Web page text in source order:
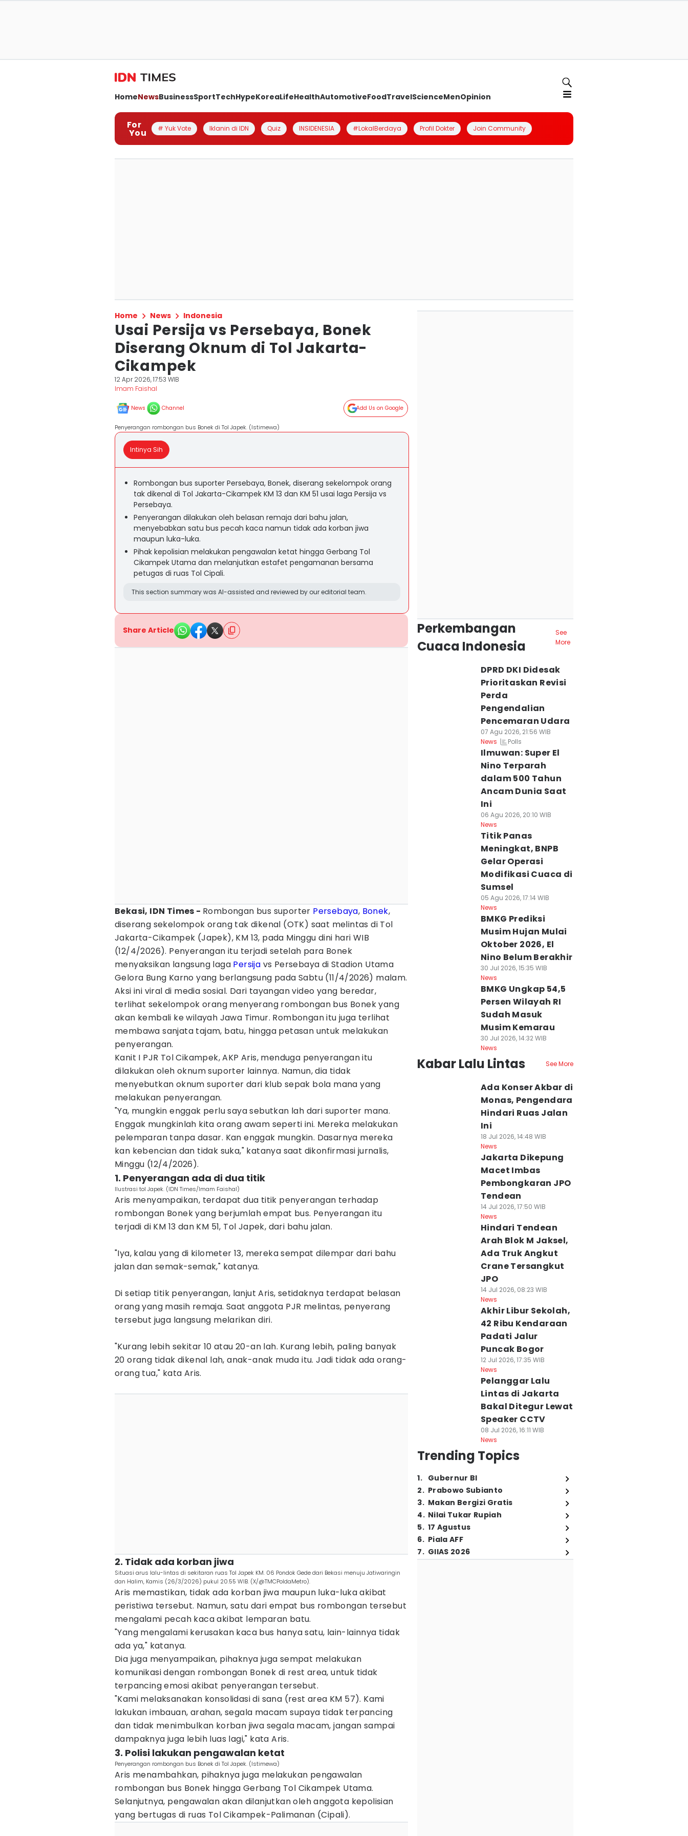
HomeNewsBusinessSportTechHypeKoreaLifeHealthAutomotiveFoodTravelScienceMenOpinion
For
You # Yuk Vote Iklanin di IDN Quiz INSIDENESIA #LokalBerdaya Profil Dokter Join Community
Home News Indonesia
Usai Persija vs Persebaya, Bonek
Diserang Oknum di Tol Jakarta-
Cikampek
12 Apr 2026, 17:53 WIB
Imam Faishal
News Channel Add Us on Google
Penyerangan rombongan bus Bonek di Tol Japek. (Istimewa)
Intinya Sih
Rombongan bus suporter Persebaya, Bonek, diserang sekelompok orang
tak dikenal di Tol Jakarta-Cikampek KM 13 dan KM 51 usai laga Persija vs
Persebaya.
Penyerangan dilakukan oleh belasan remaja dari bahu jalan,
menyebabkan satu bus pecah kaca namun tidak ada korban jiwa
maupun luka-luka.
Pihak kepolisian melakukan pengawalan ketat hingga Gerbang Tol
Cikampek Utama dan melanjutkan estafet pengamanan bersama
petugas di ruas Tol Cipali.
This section summary was AI-assisted and reviewed by our editorial team.
Share Article
Bekasi, IDN Times - Rombongan bus suporter Persebaya, Bonek,
diserang sekelompok orang tak dikenal (OTK) saat melintas di Tol
Jakarta-Cikampek (Japek), KM 13, pada Minggu dini hari WIB
(12/4/2026). Penyerangan itu terjadi setelah para Bonek
menyaksikan langsung laga Persija vs Persebaya di Stadion Utama
Gelora Bung Karno yang berlangsung pada Sabtu (11/4/2026) malam.
Aksi ini viral di media sosial. Dari tayangan video yang beredar,
terlihat sekelompok orang menyerang rombongan bus Bonek yang
akan kembali ke wilayah Jawa Timur. Rombongan itu juga terlihat
membawa sanjata tajam, batu, hingga petasan untuk melakukan
penyerangan.
Kanit I PJR Tol Cikampek, AKP Aris, menduga penyerangan itu
dilakukan oleh oknum suporter lainnya. Namun, dia tidak
menyebutkan oknum suporter dari klub sepak bola mana yang
melakukan penyerangan.
"Ya, mungkin enggak perlu saya sebutkan lah dari suporter mana.
Enggak mungkinlah kita orang awam seperti ini. Mereka melakukan
pelemparan tanpa dasar. Kan enggak mungkin. Dasarnya mereka
kan kebencian dan tidak suka," katanya saat dikonfirmasi jurnalis,
Minggu (12/4/2026).
1. Penyerangan ada di dua titik
Ilustrasi tol Japek. (IDN Times/Imam Faishal)
Aris menyampaikan, terdapat dua titik penyerangan terhadap
rombongan Bonek yang berjumlah empat bus. Penyerangan itu
terjadi di KM 13 dan KM 51, Tol Japek, dari bahu jalan.
"Iya, kalau yang di kilometer 13, mereka sempat dilempar dari bahu
jalan dan semak-semak," katanya.
Di setiap titik penyerangan, lanjut Aris, setidaknya terdapat belasan
orang yang masih remaja. Saat anggota PJR melintas, penyerang
tersebut juga langsung melarikan diri.
"Kurang lebih sekitar 10 atau 20-an lah. Kurang lebih, paling banyak
20 orang tidak dikenal lah, anak-anak muda itu. Jadi tidak ada orang-
orang tua," kata Aris.
2. Tidak ada korban jiwa
Situasi arus lalu-lintas di sekitaran ruas Tol Japek KM. 06 Pondok Gede dari Bekasi menuju Jatiwaringin
dan Halim, Kamis (26/3/2026) pukul 20.55 WIB. (X/@TMCPoldaMetro).
Aris memastikan, tidak ada korban jiwa maupun luka-luka akibat
peristiwa tersebut. Namun, satu dari empat bus rombongan tersebut
mengalami pecah kaca akibat lemparan batu.
"Yang mengalami kerusakan kaca bus hanya satu, lain-lainnya tidak
ada ya," katanya.
Dia juga menyampaikan, pihaknya juga sempat melakukan
komunikasi dengan rombongan Bonek di rest area, untuk tidak
terpancing emosi akibat penyerangan tersebut.
"Kami melaksanakan konsolidasi di sana (rest area KM 57). Kami
lakukan imbauan, arahan, segala macam supaya tidak terpancing
dan tidak menimbulkan korban jiwa segala macam, jangan sampai
dampaknya juga lebih luas lagi," kata Aris.
3. Polisi lakukan pengawalan ketat
Penyerangan rombongan bus Bonek di Tol Japek. (Istimewa)
Aris menambahkan, pihaknya juga melakukan pengawalan
rombongan bus Bonek hingga Gerbang Tol Cikampek Utama.
Selanjutnya, pengawalan akan dilanjutkan oleh anggota kepolisian
yang bertugas di ruas Tol Cikampek-Palimanan (Cipali).
Perkembangan
Cuaca Indonesia
See
More
DPRD DKI Didesak
Prioritaskan Revisi
Perda
Pengendalian
Pencemaran Udara
07 Agu 2026, 21:56 WIB
News
Polls
Ilmuwan: Super El
Nino Terparah
dalam 500 Tahun
Ancam Dunia Saat
Ini
06 Agu 2026, 20:10 WIB
News
Titik Panas
Meningkat, BNPB
Gelar Operasi
Modifikasi Cuaca di
Sumsel
05 Agu 2026, 17:14 WIB
News
BMKG Prediksi
Musim Hujan Mulai
Oktober 2026, El
Nino Belum Berakhir
30 Jul 2026, 15:35 WIB
News
BMKG Ungkap 54,5
Persen Wilayah RI
Sudah Masuk
Musim Kemarau
30 Jul 2026, 14:32 WIB
News
Kabar Lalu Lintas See More
Ada Konser Akbar di
Monas, Pengendara
Hindari Ruas Jalan
Ini
18 Jul 2026, 14:48 WIB
News
Jakarta Dikepung
Macet Imbas
Pembongkaran JPO
Tendean
14 Jul 2026, 17:50 WIB
News
Hindari Tendean
Arah Blok M Jaksel,
Ada Truk Angkut
Crane Tersangkut
JPO
14 Jul 2026, 08:23 WIB
News
Akhir Libur Sekolah,
42 Ribu Kendaraan
Padati Jalur
Puncak Bogor
12 Jul 2026, 17:35 WIB
News
Pelanggar Lalu
Lintas di Jakarta
Bakal Ditegur Lewat
Speaker CCTV
08 Jul 2026, 16:11 WIB
News
Trending Topics
1. Gubernur BI
2. Prabowo Subianto
3. Makan Bergizi Gratis
4. Nilai Tukar Rupiah
5. 17 Agustus
6. Piala AFF
7. GIIAS 2026